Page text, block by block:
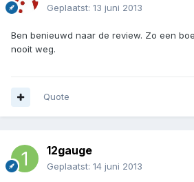
Geplaatst: 13 juni 2013
Ben benieuwd naar de review. Zo een
nooit weg.
Quote
12gauge
Geplaatst: 14 juni 2013